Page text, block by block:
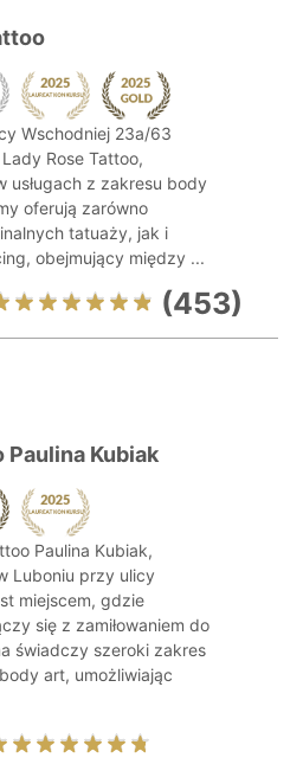
Wschodniej 23a/63
Rose Tattoo,
usługach z zakresu body
oferują zarówno
tatuaży, jak i
obejmujący między ...
(453)
Paulina Kubiak
Paulina Kubiak,
Luboniu przy ulicy
miejscem, gdzie
się z zamiłowaniem do
świadczy szeroki zakres
art, umożliwiając